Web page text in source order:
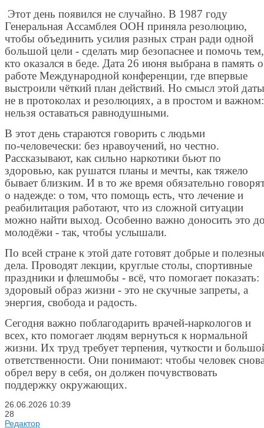
Этот день появился не случайно. В 1987 году
Генеральная Ассамблея ООН приняла резолюцию,
чтобы объединить усилия разных стран ради одной
большой цели - сделать мир безопаснее и помочь тем,
кто оказался в беде. Дата 26 июня выбрана в память о
работе Международной конференции, где впервые
выстроили чёткий план действий. Но смысл этой даты
не в протоколах и резолюциях, а в простом и важном:
нельзя оставаться равнодушными.
В этот день стараются говорить с людьми
по‑человечески: без нравоучений, но честно.
Рассказывают, как сильно наркотики бьют по
здоровью, как рушатся планы и мечты, как тяжело
бывает близким. И в то же время обязательно
о надежде: о том, что помощь есть, что лечение и
реабилитация работают, что из сложной ситуации
можно найти выход. Особенно важно доносить это
молодёжи - так, чтобы услышали.
По всей стране к этой дате готовят добрые и
дела. Проводят лекции, круглые столы, спортивные
праздники и флешмобы - всё, что помогает показать:
здоровый образ жизни - это не скучные запреты, а
энергия, свобода и радость.
Сегодня важно поблагодарить врачей-наркологов и
всех, кто помогает людям вернуться к нормальной
жизни. Их труд требует терпения, чуткости и
ответственности. Они понимают: чтобы человек
обрел веру в себя, он должен почувствовать
поддержку окружающих.
26.06.2026 10:39
28
Редактор